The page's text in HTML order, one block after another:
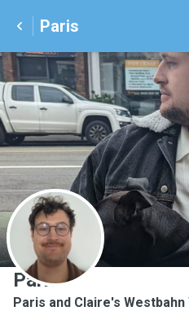
Paris
P
Paris
Paris and Claire's Westbahn